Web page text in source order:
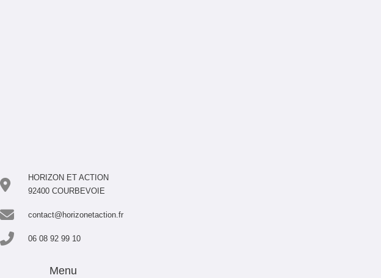
HORIZON ET ACTION
92400 COURBEVOIE
contact@horizonetaction.fr
06 08 92 99 10
Menu